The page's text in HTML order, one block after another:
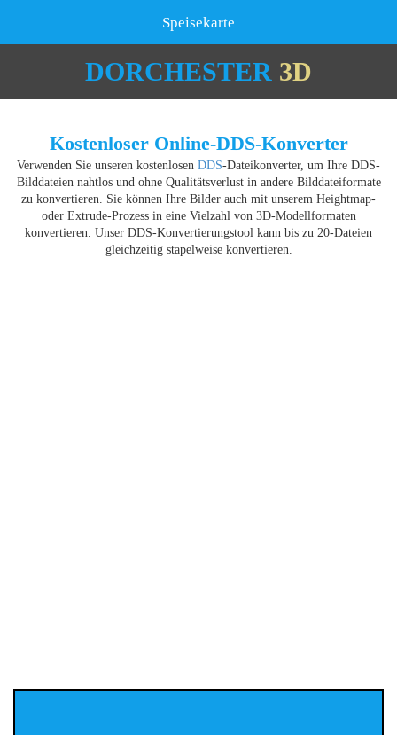
Speisekarte
DORCHESTER 3D
Kostenloser Online-DDS-Konverter
Verwenden Sie unseren kostenlosen DDS-Dateikonverter, um Ihre DDS-
Bilddateien nahtlos und ohne Qualitätsverlust in andere Bilddateiformate
zu konvertieren. Sie können Ihre Bilder auch mit unserem Heightmap-
oder Extrude-Prozess in eine Vielzahl von 3D-Modellformaten
konvertieren. Unser DDS-Konvertierungstool kann bis zu 20-Dateien
gleichzeitig stapelweise konvertieren.